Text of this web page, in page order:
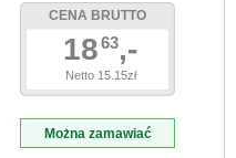
CENA BRUTTO
1863,-
Netto 15.15zł
Można zamawiać